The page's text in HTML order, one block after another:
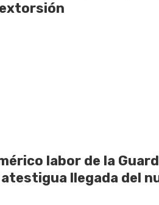
labor de la
llegada del